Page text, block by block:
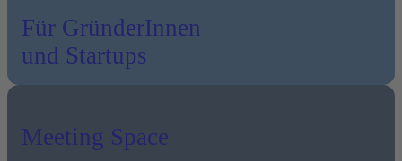
Für GründerInnen
und Startups
Meeting Space